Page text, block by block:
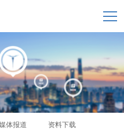
体报道 资料下载